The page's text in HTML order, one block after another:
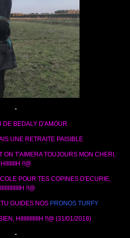
-
DE BEDALY D'AMOUR
UNE RETRAITE PAISIBLE
ON T'AIMERA TOUJOURS MON CHERI,
HIIIIIIIH !!@
POUR TES COPINES D'ECURIE,
!!@
GUIDES NOS PRONOS TURFY
HIIIIIIIIIIIIH !!@ (31/01/2018)
-